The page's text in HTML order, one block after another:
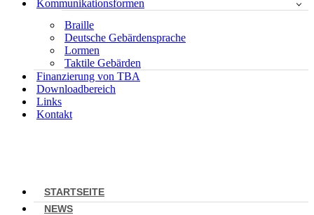
Kommunikationsformen
Braille
Deutsche Gebärdensprache
Lormen
Taktile Gebärden
Finanzierung von TBA
Downloadbereich
Links
Kontakt
STARTSEITE
NEWS